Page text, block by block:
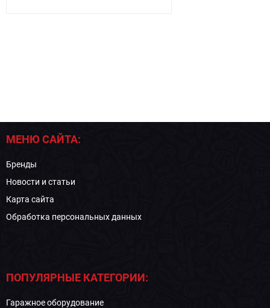
МЕНЮ САЙТА:
Бренды
Новости и статьи
Карта сайта
Обработка персональных данных
ПОПУЛЯРНЫЕ КАТЕГОРИИ:
Гаражное оборудование